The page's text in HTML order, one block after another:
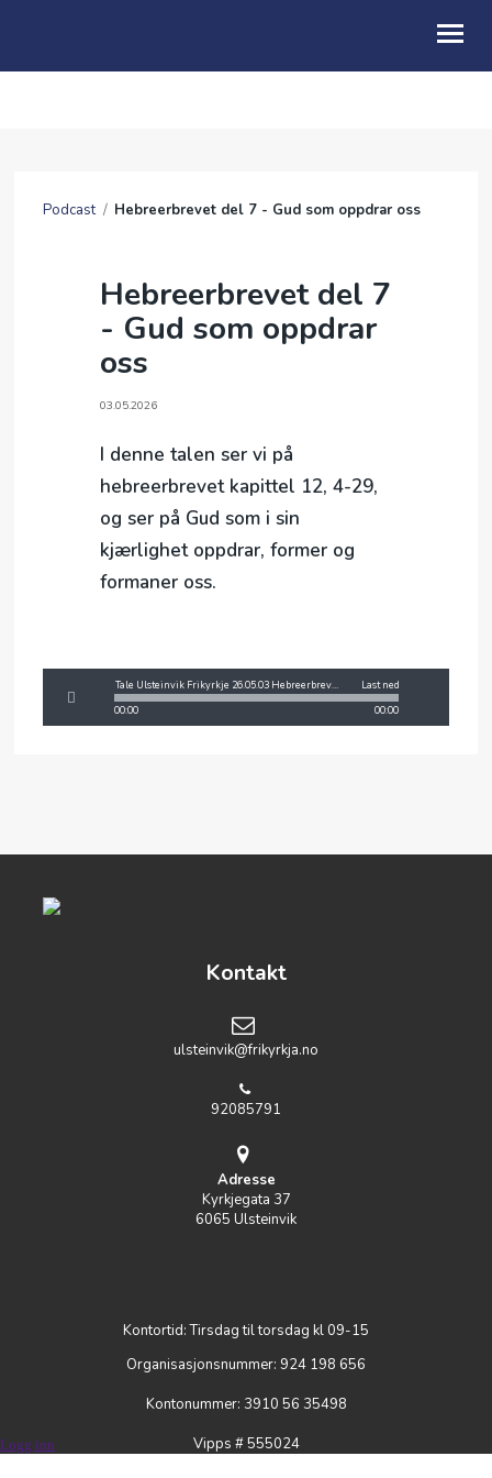
KALENDER
GI EI GÅVE
MIN SIDE
Podcast / Hebreerbrevet del 7 - Gud som oppdrar oss
Hebreerbrevet del 7
- Gud som oppdrar
oss
03.05.2026
I denne talen ser vi på
hebreerbrevet kapittel 12, 4-29,
og ser på Gud som i sin
kjærlighet oppdrar, former og
formaner oss.
00:00 00:00
Tale Ulsteinvik Frikyrkje 26.05.03 Hebreerbrevet del 7 .mp3 Last ned
Kontakt
ulsteinvik@frikyrkja.no
92085791
Adresse
Kyrkjegata 37
6065 Ulsteinvik
Kontortid: Tirsdag til torsdag kl 09-15
Organisasjonsnummer: 924 198 656
Kontonummer: 3910 56 35498
Vipps # 555024
Logg inn